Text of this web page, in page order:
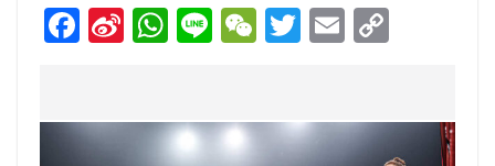
F
e
Si
W
W
s
Li W
h
T
er
E
l y